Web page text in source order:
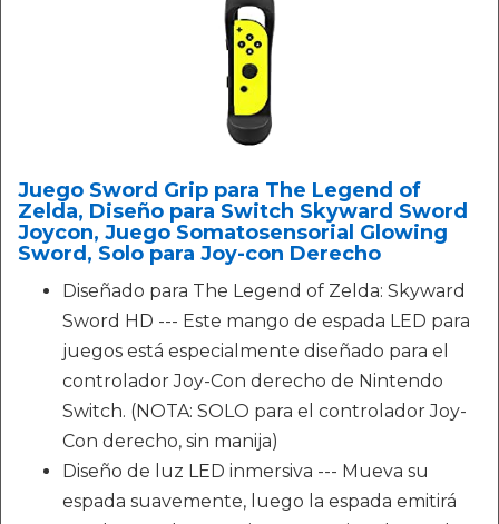
Juego Sword Grip para The Legend of
Zelda, Diseño para Switch Skyward Sword
Joycon, Juego Somatosensorial Glowing
Sword, Solo para Joy-con Derecho
Diseñado para The Legend of Zelda: Skyward
Sword HD --- Este mango de espada LED para
juegos está especialmente diseñado para el
controlador Joy-Con derecho de Nintendo
Switch. (NOTA: SOLO para el controlador Joy-
Con derecho, sin manija)
Diseño de luz LED inmersiva --- Mueva su
espada suavemente, luego la espada emitirá